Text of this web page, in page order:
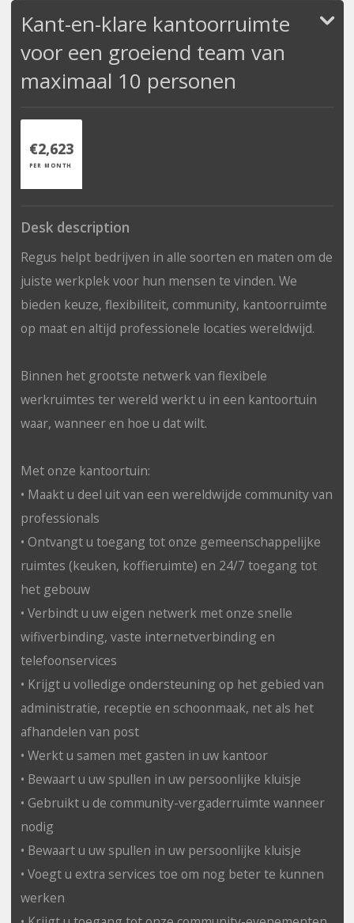
Kant-en-klare kantoorruimte
voor een groeiend team van
maximaal 10 personen
€2,623
PER MONTH
Desk description
Regus helpt bedrijven in alle soorten en maten om de
juiste werkplek voor hun mensen te vinden. We
bieden keuze, flexibiliteit, community, kantoorruimte
op maat en altijd professionele locaties wereldwijd.
Binnen het grootste netwerk van flexibele
werkruimtes ter wereld werkt u in een kantoortuin
waar, wanneer en hoe u dat wilt.
Met onze kantoortuin:
• Maakt u deel uit van een wereldwijde community van
professionals
• Ontvangt u toegang tot onze gemeenschappelijke
ruimtes (keuken, koffieruimte) en 24/7 toegang tot
het gebouw
• Verbindt u uw eigen netwerk met onze snelle
wifiverbinding, vaste internetverbinding en
telefoonservices
• Krijgt u volledige ondersteuning op het gebied van
administratie, receptie en schoonmaak, net als het
afhandelen van post
• Werkt u samen met gasten in uw kantoor
• Bewaart u uw spullen in uw persoonlijke kluisje
• Gebruikt u de community-vergaderruimte wanneer
nodig
• Bewaart u uw spullen in uw persoonlijke kluisje
• Voegt u extra services toe om nog beter te kunnen
werken